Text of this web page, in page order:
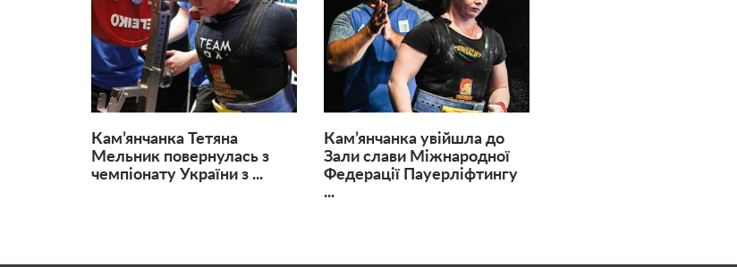
Кам’янчанка Тетяна
Мельник повернулась з
чемпіонату України з ...
Кам’янчанка увійшла до
Зали слави Міжнародної
Федерації Пауерліфтингу
...